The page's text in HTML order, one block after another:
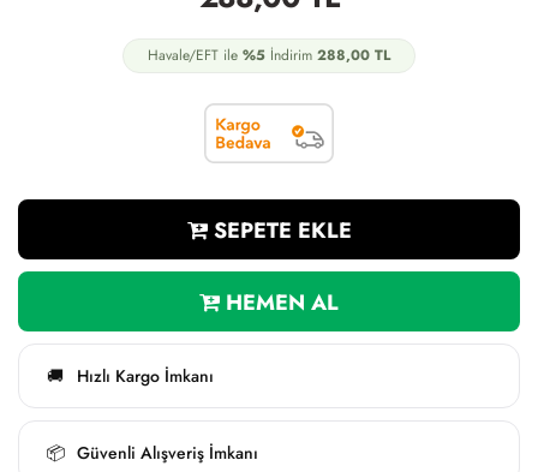
Havale/EFT ile %5 İndirim 288,00 TL
SEPETE EKLE
HEMEN AL
🚚 Hızlı Kargo İmkanı
📦 Güvenli Alışveriş İmkanı